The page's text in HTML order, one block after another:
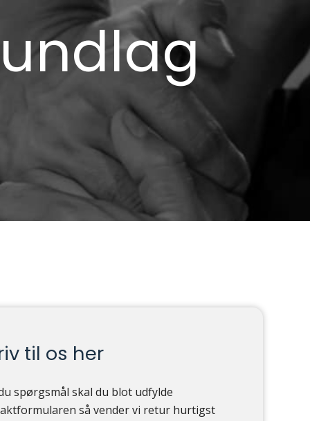
til os her
spørgsmål skal du blot udfylde
så vender vi retur hurtigst